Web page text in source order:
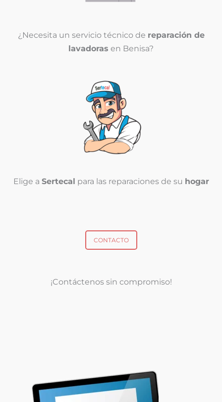
¿Necesita un servicio técnico de reparación de
lavadoras en Benisa?
Elige a Sertecal para las reparaciones de su hogar
CONTACTO
¡Contáctenos sin compromiso!